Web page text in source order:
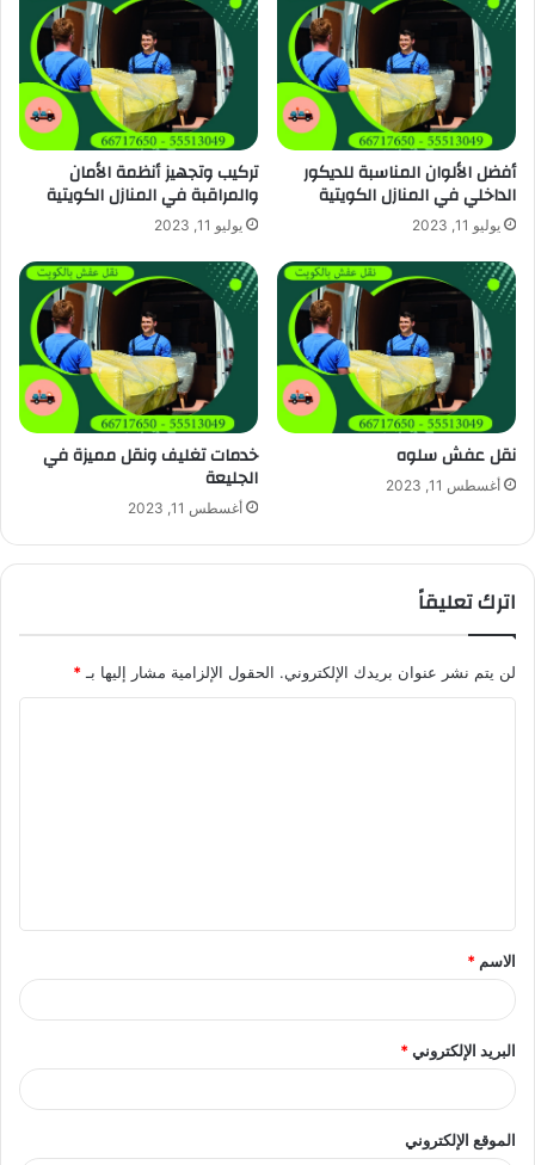
أفضل الألوان المناسبة للديكور
الداخلي في المنازل الكويتية
يوليو 11, 2023
تركيب وتجهيز أنظمة الأمان
والمراقبة في المنازل الكويتية
يوليو 11, 2023
نقل عفش سلوه
أغسطس 11, 2023
خدمات تغليف ونقل مميزة في
الجليعة
أغسطس 11, 2023
اترك تعليقاً
لن يتم نشر عنوان بريدك الإلكتروني. الحقول الإلزامية مشار إليها بـ*
ق
*
الاسم *
البريد الإلكتروني*
الموقع الإلكتروني